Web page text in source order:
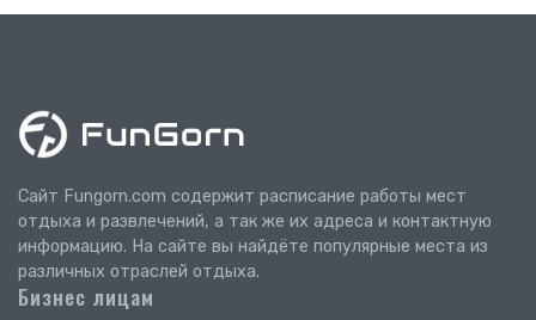
Сайт Fungorn.com содержит расписание работы мест
отдыха и развлечений, а так же их адреса и контактную
информацию. На сайте вы найдёте популярные места из
различных отраслей отдыха.
Бизнес лицам